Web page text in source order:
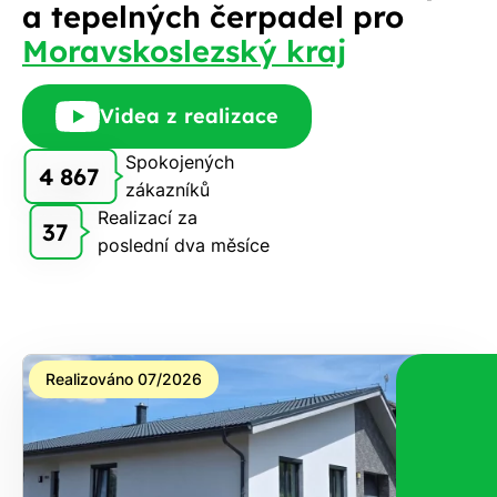
a tepelných čerpadel pro
Moravskoslezský kraj
Videa z realizace
4 867
Spokojených
zákazníků
37
Realizací za
poslední dva měsíce
Realizováno 07/2026